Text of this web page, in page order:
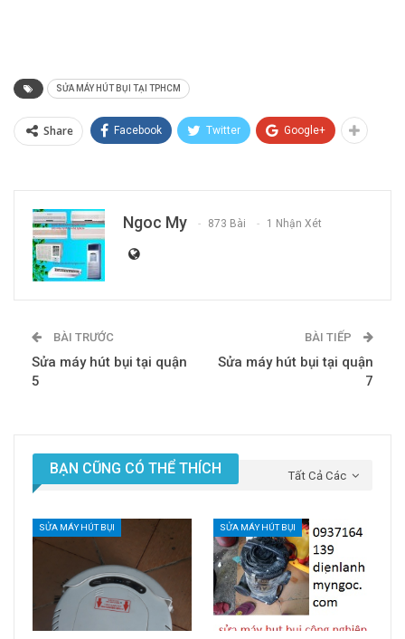
SỬA MÁY HÚT BỤI TẠI TPHCM
Share Facebook Twitter Google+
Ngoc My 873 Bài 1 Nhận Xét
BÀI TRƯỚC
Sửa máy hút bụi tại quận
5
BÀI TIẾP
Sửa máy hút bụi tại quận
7
Tất Cả Các
BẠN CŨNG CÓ THỂ THÍCH
SỬA MÁY HÚT BỤI SỬA MÁY HÚT BỤI